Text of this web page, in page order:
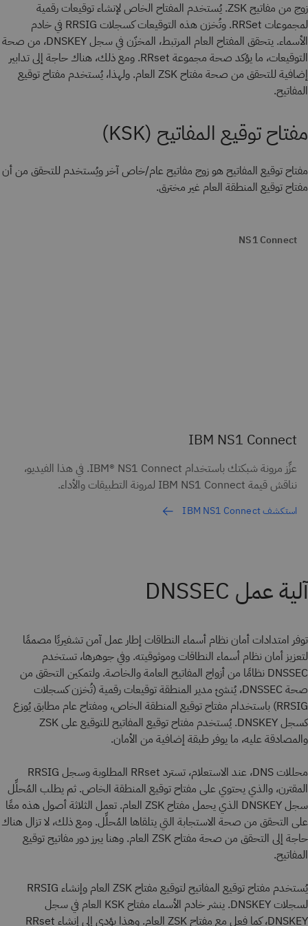
زوج من مفاتيح ZSK. يُستخدم المفتاح الخاص لإنشاء توقيعات رقمية
لمجموعات RRSet. وتُخزن هذه التوقيعات كسجلات RRSIG في خادم
الأسماء. يتحقق المفتاح العام المرتبط، المخزّن في سجل DNSKEY، من صحة
التوقيعات، ما يؤكد صحة مجموعة RRset. ومع ذلك، هناك حاجة إلى تدابير
إضافية للتحقق من صحة مفتاح ZSK العام. ولهذا، يُستخدم مفتاح توقيع
المفاتيح.
مفتاح توقيع المفاتيح (KSK)
مفتاح توقيع المفاتيحهو زوج مفاتيح عام/خاص آخر ويُستخدم للتحقق من أن
مفتاح توقيع المنطقة العام غير مخترق.
NS1 Connect
IBM NS1 Connect
عزِّز مرونة شبكتك باستخدام IBM® NS1 Connect. في هذا الفيديو،
نناقش قيمة IBM NS1 Connect لمرونة التطبيقات والأداء.
استكشف IBM NS1 Connect
آلية عمل DNSSEC
توفر امتدادات أمان نظام أسماء النطاقات إطار عمل آمن تشفيريًا مصممًا
لتعزيز أمان نظام أسماء النطاقات وموثوقيته. وفي جوهرها، تستخدم
DNSSEC نظامًا من أزواج المفاتيح العامة والخاصة. ولتمكين التحقق من
صحة DNSSEC، يُنشئ مدير المنطقة توقيعات رقمية (تُخزن كسجلات
RRSIG) باستخدام مفتاح توقيع المنطقة الخاص، ومفتاح عام مطابق يُوزع
كسجل DNSKEY. يُستخدم مفتاح توقيع المفاتيح للتوقيع على ZSK
والمصادقة عليه، ما يوفر طبقة إضافية من الأمان.
محللات DNS، عند الاستعلام، تسترد RRset المطلوبة وسجل RRSIG
المقترن، والذي يحتوي على مفتاح توقيع المنطقة الخاص. ثم يطلب المُحلِّل
سجل DNSKEY الذي يحمل مفتاح ZSK العام. تعمل الثلاثة أصول هذه معًا
على التحقق من صحة الاستجابة التي يتلقاها المُحلِّل. ومع ذلك، لا تزال هناك
حاجة إلى التحقق من صحة مفتاح ZSK العام. وهنا يبرز دور مفاتيح توقيع
المفاتيح.
يُستخدم مفتاح توقيع المفاتيح لتوقيع مفتاح ZSK العام وإنشاء RRSIG
لسجلات DNSKEY. ينشر خادم الأسماء مفتاح KSK العام في سجل
DNSKEY، كما فعل مع مفتاح ZSK العام. وهذا يؤدي إلى إنشاء RRset